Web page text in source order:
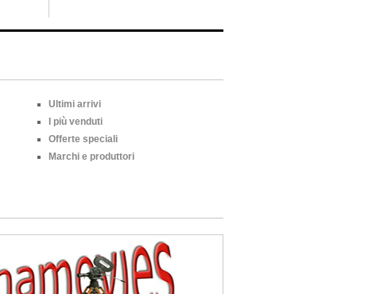
Ultimi arrivi
I più venduti
Offerte speciali
Marchi e produttori